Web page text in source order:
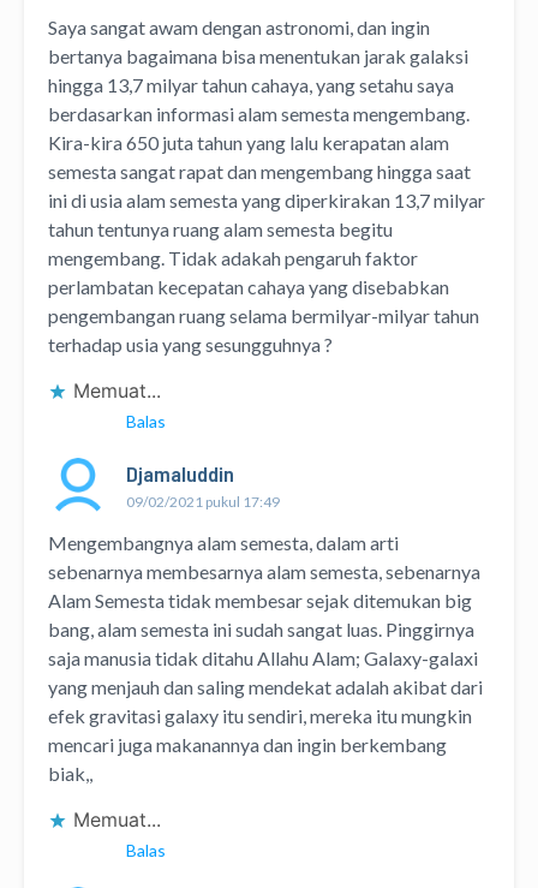
Saya sangat awam dengan astronomi, dan ingin
bertanya bagaimana bisa menentukan jarak galaksi
hingga 13,7 milyar tahun cahaya, yang setahu saya
berdasarkan informasi alam semesta mengembang.
Kira-kira 650 juta tahun yang lalu kerapatan alam
semesta sangat rapat dan mengembang hingga saat
ini di usia alam semesta yang diperkirakan 13,7 milyar
tahun tentunya ruang alam semesta begitu
mengembang. Tidak adakah pengaruh faktor
perlambatan kecepatan cahaya yang disebabkan
pengembangan ruang selama bermilyar-milyar tahun
terhadap usia yang sesungguhnya ?
Memuat...
Balas
Djamaluddin
09/02/2021 pukul 17:49
Mengembangnya alam semesta, dalam arti
sebenarnya membesarnya alam semesta, sebenarnya
Alam Semesta tidak membesar sejak ditemukan big
bang, alam semesta ini sudah sangat luas. Pinggirnya
saja manusia tidak ditahu Allahu Alam; Galaxy-galaxi
yang menjauh dan saling mendekat adalah akibat dari
efek gravitasi galaxy itu sendiri, mereka itu mungkin
mencari juga makanannya dan ingin berkembang
biak,,
Memuat...
Balas